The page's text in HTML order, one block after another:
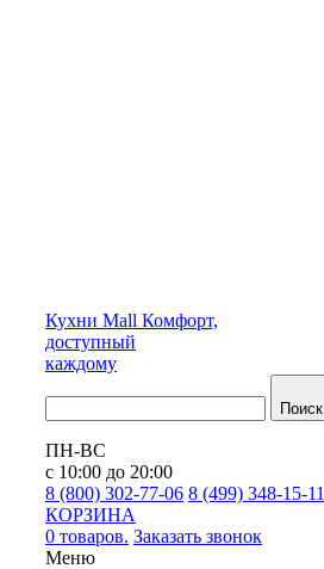
Кухни Mall Комфорт,
доступный
каждому
Поиск
ПН-ВС
с 10:00 до 20:00
8 (800) 302-77-06 8 (499) 348-15-11
КОРЗИНА
0 товаров. Заказать звонок
Меню